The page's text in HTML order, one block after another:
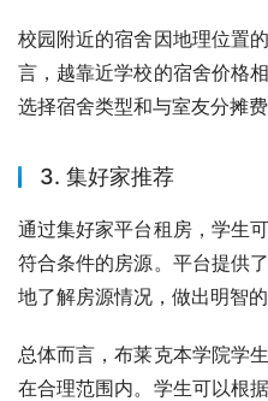
校园附近的宿舍因地理位置
言，越靠近学校的宿舍价格
选择宿舍类型和与室友分摊
3. 集好家推荐
通过集好家平台租房，学生
符合条件的房源。平台提供
地了解房源情况，做出明智的
总体而言，布莱克本学院学
在合理范围内。学生可以根